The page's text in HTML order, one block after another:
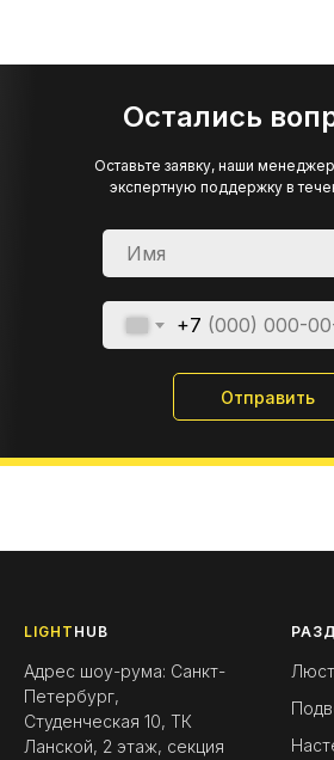
Остались
+7
Отправить
Оставьте заявку, наши
экспертную поддержку в
LIGHT HUB
Адрес шоу-рума: Санкт-
Петербург,
Студенческая 10, ТК
Ланской, 2 этаж, секция